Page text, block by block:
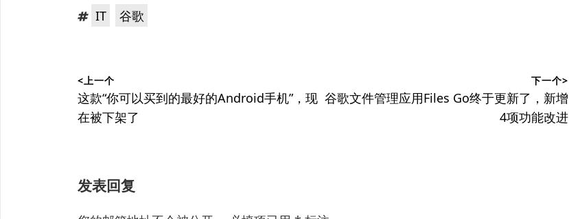
标 IT ，
谷歌
章
导
<上一个
上
篇
这款“你可以买到的最好的Android手机”，现
在被下架了
下一个>
下
谷歌文件管理应用Files Go终于更新了，新增
4项功能改进
发表回复